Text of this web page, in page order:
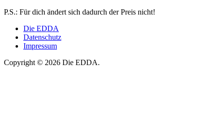
P.S.: Für dich ändert sich dadurch der Preis nicht!
Die EDDA
Datenschutz
Impressum
Copyright © 2026 Die EDDA.